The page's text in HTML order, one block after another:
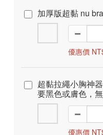
加厚版超黏 nu
優惠價
超黏拉繩小胸神
要黑色或膚色，
優惠價